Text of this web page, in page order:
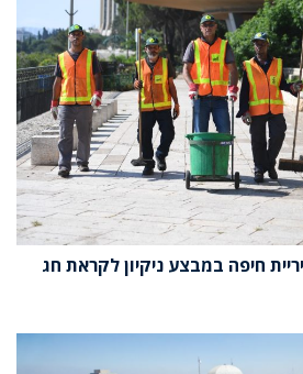
חיפה במבצע ניקיון לקראת חג